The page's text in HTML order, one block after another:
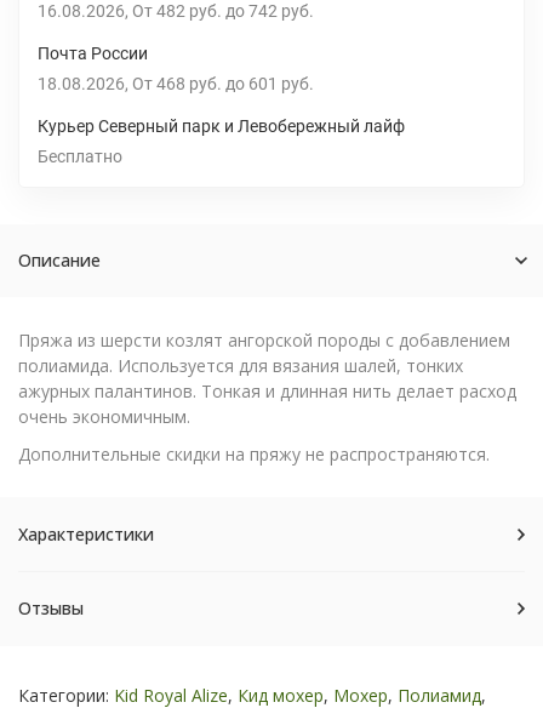
16.08.2026 От 482 руб. до 742 руб.
Почта России
18.08.2026 От 468 руб. до 601 руб.
Курьер Северный парк и Левобережный лайф
Бесплатно
Описание
Пряжа из шерсти козлят ангорской породы с добавлением
полиамида. Используется для вязания шалей, тонких
ажурных палантинов. Тонкая и длинная нить делает расход
очень экономичным.
Дополнительные скидки на пряжу не распространяются.
Характеристики
Отзывы
Категории: Kid Royal Alize, Кид мохер, Мохер, Полиамид,